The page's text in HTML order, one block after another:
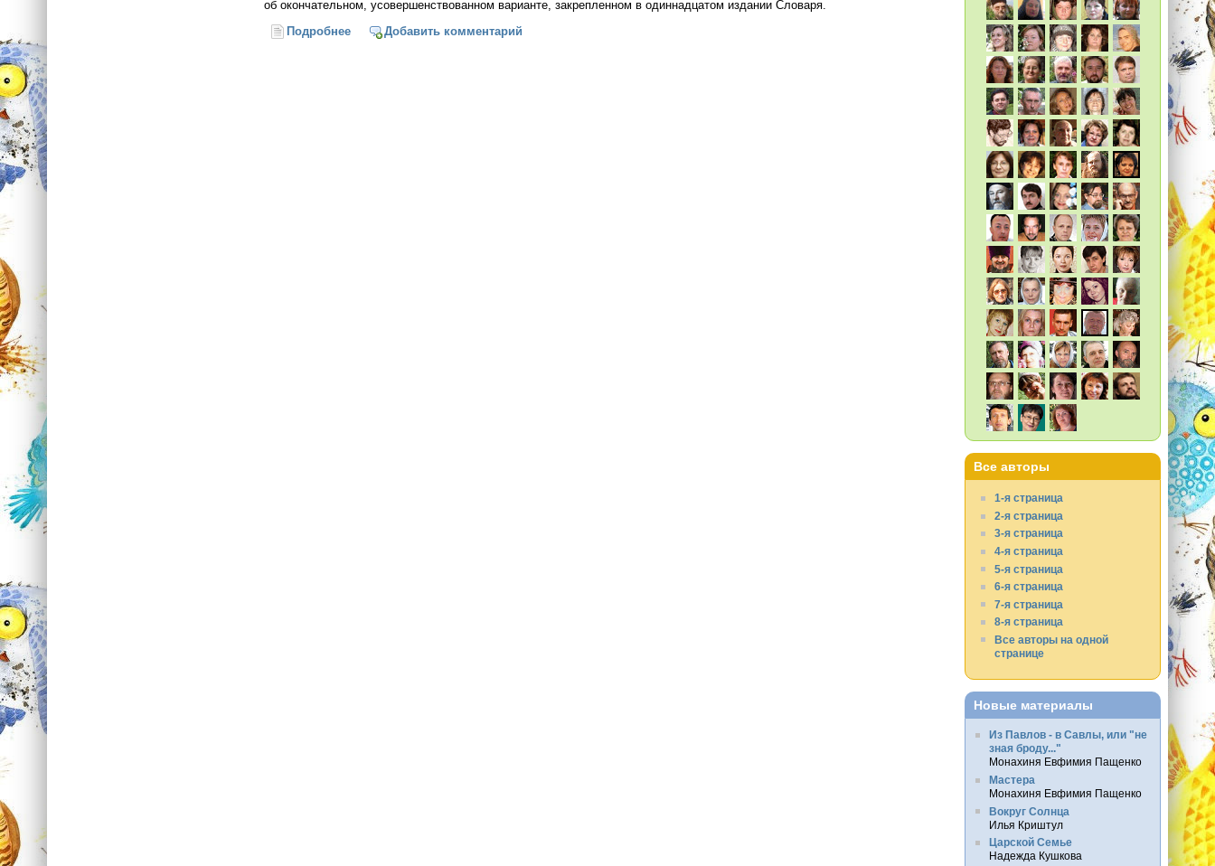
об окончательном, усовершенствованном варианте, закрепленном в одиннадцатом издании Словаря.
Подробнеео Новояз (Джордж Оруэлл)
Добавить комментарий
Все авторы
1-я страница
2-я страница
3-я страница
4-я страница
5-я страница
6-я страница
7-я страница
8-я страница
Все авторы на одной
странице
Новые материалы
Из Павлов - в Савлы, или "не
зная броду..."
Монахиня Евфимия Пащенко
Мастера
Монахиня Евфимия Пащенко
Вокруг Солнца
Илья Криштул
Царской Семье
Надежда Кушкова